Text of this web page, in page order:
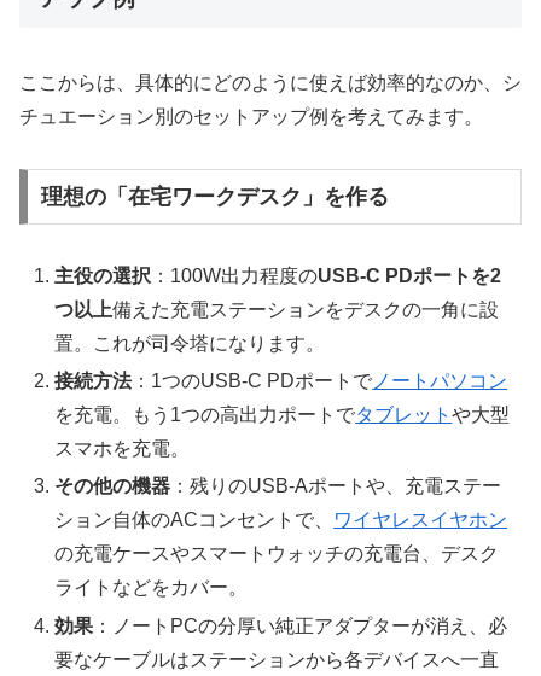
ここからは、具体的にどのように使えば効率的なのか、シ
チュエーション別のセットアップ例を考えてみます。
理想の「在宅ワークデスク」を作る
主役の選択 ：100W出力程度のUSB-C PDポートを2
つ以上備えた充電ステーションをデスクの一角に設
置。これが司令塔になります。
接続方法：1つのUSB-C PDポートで ノートパソコン
を充電。もう1つの高出力ポートでタブレットや大型
スマホを充電。
その他の機器 ：残りのUSB-Aポートや、充電ステー
ション自体のACコンセントで、
ワイヤレスイヤホン
の充電ケースやスマートウォッチの充電台、デスク
ライトなどをカバー。
効果 ：ノートPCの分厚い純正アダプターが消え、必
要なケーブルはステーションから各デバイスへ一直